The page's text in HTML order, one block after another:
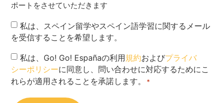
ポートをさせていただきます
Newsletter
私は、スペイン留学やスペイン語学習に関するメール
を受信することを希望します。
Privacy
Policy
*
私は、Go! Go! Españaの利用規約およびプライバ
シーポリシーに同意し、問い合わせに対応するためにこ
れらが適用されることを承諾します。
*